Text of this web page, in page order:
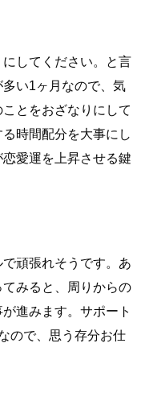
してください。と言
い1ヶ月なので、気
とをおざなりにして
時間配分を大事にし
愛運を上昇させる鍵
頑張れそうです。あ
みると、周りからの
進みます。サポート
ので、思う存分お仕